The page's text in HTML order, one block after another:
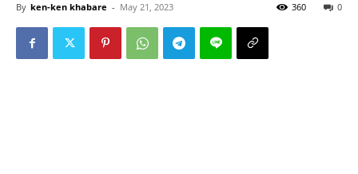
By ken-ken khabare - May 21, 2023 0
360